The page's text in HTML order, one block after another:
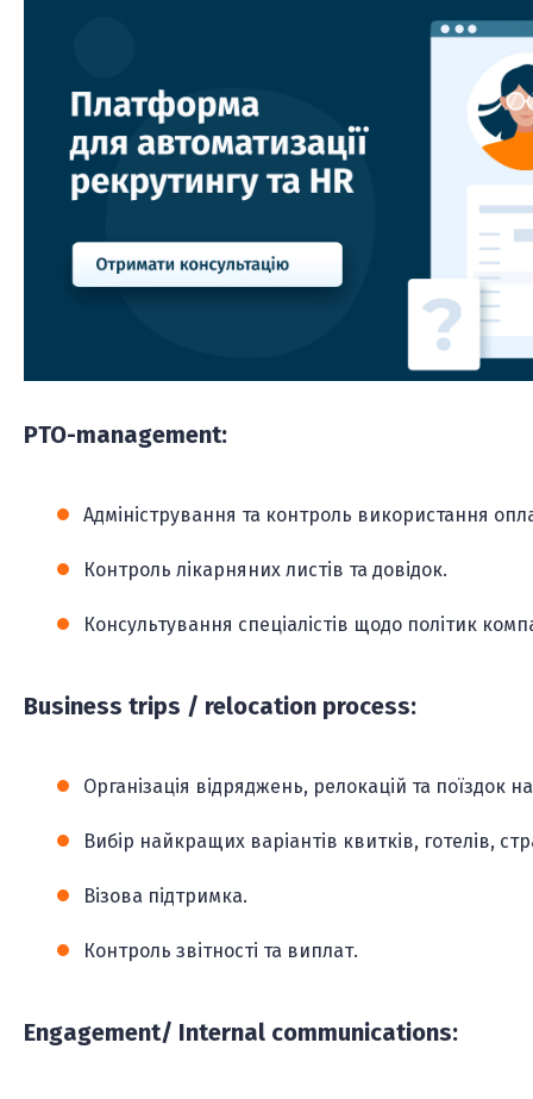
PTO-management:
Адміністрування та контроль використання
Контроль лікарняних листів та довідок.
Консультування спеціалістів щодо політик
Business trips / relocation process:
Організація відряджень, релокацій та поїздок
Вибір найкращих варіантів квитків, готелів,
Візова підтримка.
Контроль звітності та виплат.
Engagement/ Internal communications: